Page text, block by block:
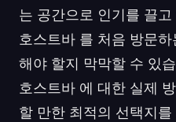
는 공간으로 인기를 끌
호스트바 를 처음 방문
해야 할지 막막할 수 있
호스트바 에 대한 실제
할 만한 최적의 선택지